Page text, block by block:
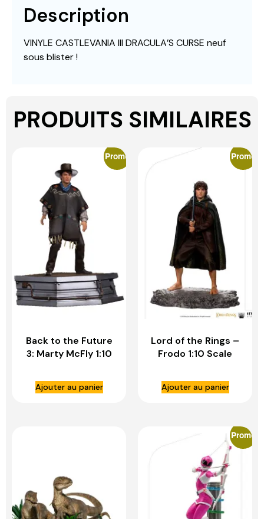
Description
VINYLE CASTLEVANIA III DRACULA’S CURSE neuf
sous blister !
PRODUITS SIMILAIRES
Promo
Back to the Future
3: Marty McFly 1:10
STUDIOS
Ajouter au panier
Promo
Lord of the Rings –
Frodo 1:10 Scale
STUDIOS
Ajouter au panier
Promo